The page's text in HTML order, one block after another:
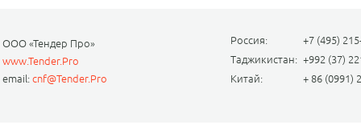
ООО «Тендер Про»
www.Tender.Pro
email:cnf@Tender.Pro
Россия:
+7 (495)
Таджикистан: +992 (37)
Китай:
+ 86 (0991)